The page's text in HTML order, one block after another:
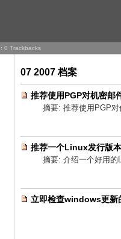
0 Trackbacks
07 2007 档案
推荐使用PGP对机密邮
摘要: 推荐使用PGP对
推荐一个Linux发行版
摘要: 介绍一个好用的
立即检查windows更新